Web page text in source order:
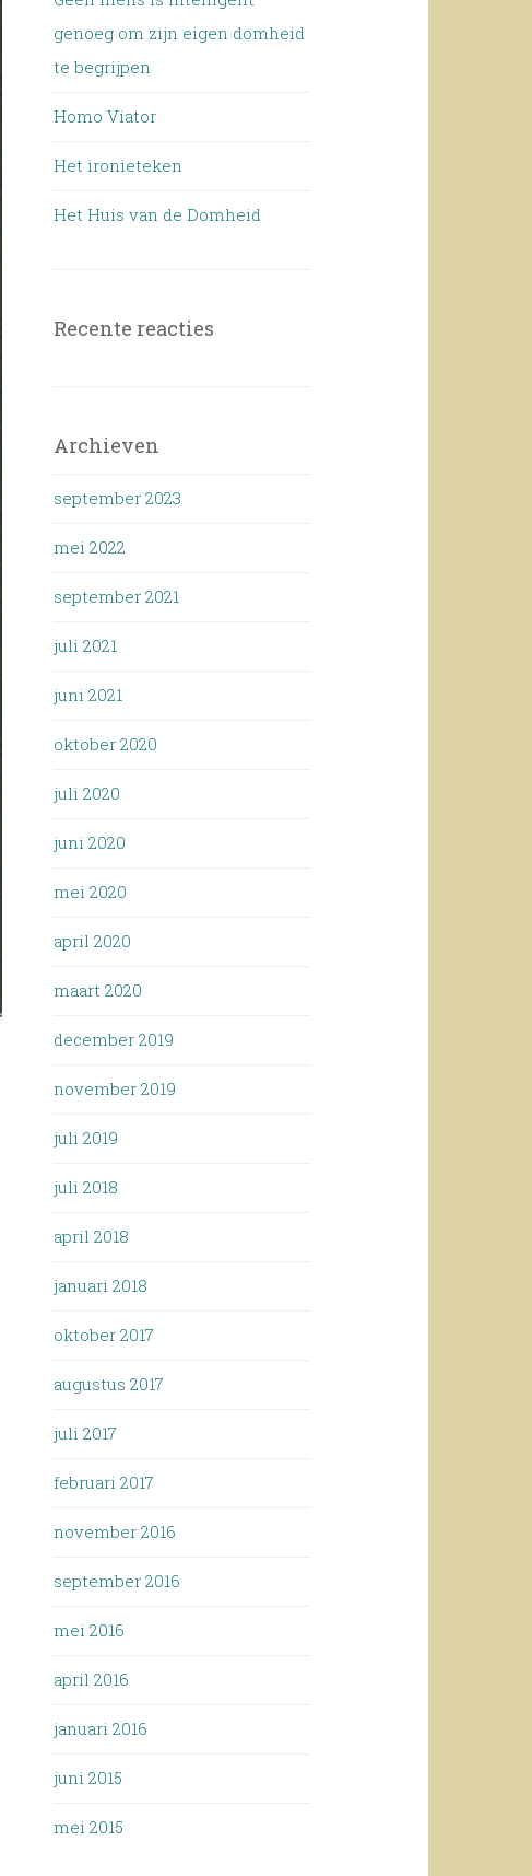
genoeg om zijn eigen domheid
te begrijpen
Homo Viator
Het ironieteken
Het Huis van de Domheid
Recente reacties
Archieven
september 2023
mei 2022
september 2021
juli 2021
juni 2021
oktober 2020
juli 2020
juni 2020
mei 2020
april 2020
maart 2020
december 2019
november 2019
juli 2019
juli 2018
april 2018
januari 2018
oktober 2017
augustus 2017
juli 2017
februari 2017
november 2016
september 2016
mei 2016
april 2016
januari 2016
juni 2015
mei 2015